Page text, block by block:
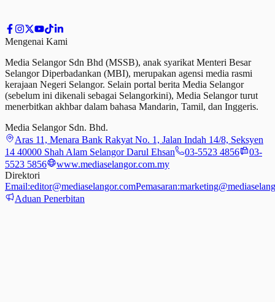
Mengenai Kami
Media Selangor Sdn Bhd (MSSB), anak syarikat Menteri Besar
Selangor Diperbadankan (MBI), merupakan agensi media rasmi
kerajaan Negeri Selangor. Selain portal berita Media Selangor
(sebelum ini dikenali sebagai Selangorkini), Media Selangor turut
menerbitkan akhbar dalam bahasa Mandarin, Tamil, dan Inggeris.
Media Selangor Sdn. Bhd.
Aras 11, Menara Bank Rakyat No. 1, Jalan Indah 14/8, Seksyen
14 40000 Shah Alam Selangor Darul Ehsan
03-5523 4856
03-
5523 5856
www.mediaselangor.com.my
Direktori
Email:editor@mediaselangor.comPemasaran:
Aduan Penerbitan